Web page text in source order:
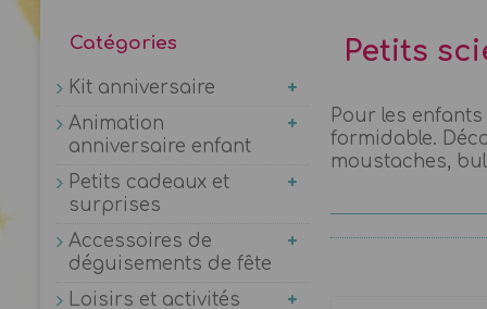
Petits
Pour les
formidable.
moustaches,
Catégories
Kit anniversaire
Animation
anniversaire enfant
Petits cadeaux et
surprises
Accessoires de
déguisements de fête
Loisirs et activités